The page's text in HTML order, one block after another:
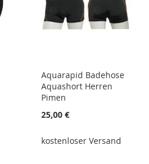
Aquarapid Badehose
Aquashort Herren
Pimen
25,00 €
kostenloser Versand